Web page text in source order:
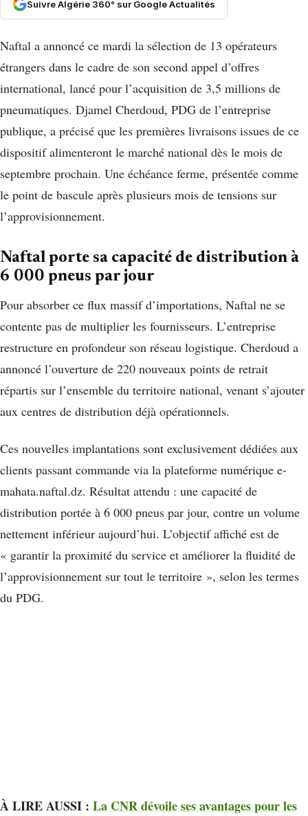
Suivre Algérie 360° sur Google Actualités
Naftal a annoncé ce mardi la sélection de 13 opérateurs
étrangers dans le cadre de son second appel d’offres
international, lancé pour l’acquisition de 3,5 millions de
pneumatiques. Djamel Cherdoud, PDG de l’entreprise
publique, a précisé que les premières livraisons issues de ce
dispositif alimenteront le marché national dès le mois de
septembre prochain. Une échéance ferme, présentée comme
le point de bascule après plusieurs mois de tensions sur
l’approvisionnement.
Naftal porte sa capacité de distribution à
6 000 pneus par jour
Pour absorber ce flux massif d’importations, Naftal ne se
contente pas de multiplier les fournisseurs. L’entreprise
restructure en profondeur son réseau logistique. Cherdoud a
annoncé l’ouverture de 220 nouveaux points de retrait
répartis sur l’ensemble du territoire national, venant s’ajouter
aux centres de distribution déjà opérationnels.
Ces nouvelles implantations sont exclusivement dédiées aux
clients passant commande via la plateforme numérique e-
mahata.naftal.dz. Résultat attendu : une capacité de
distribution portée à 6 000 pneus par jour, contre un volume
nettement inférieur aujourd’hui. L’objectif affiché est de
« garantir la proximité du service et améliorer la fluidité de
l’approvisionnement sur tout le territoire », selon les termes
du PDG.
À LIRE AUSSI : La CNR dévoile ses avantages pour les